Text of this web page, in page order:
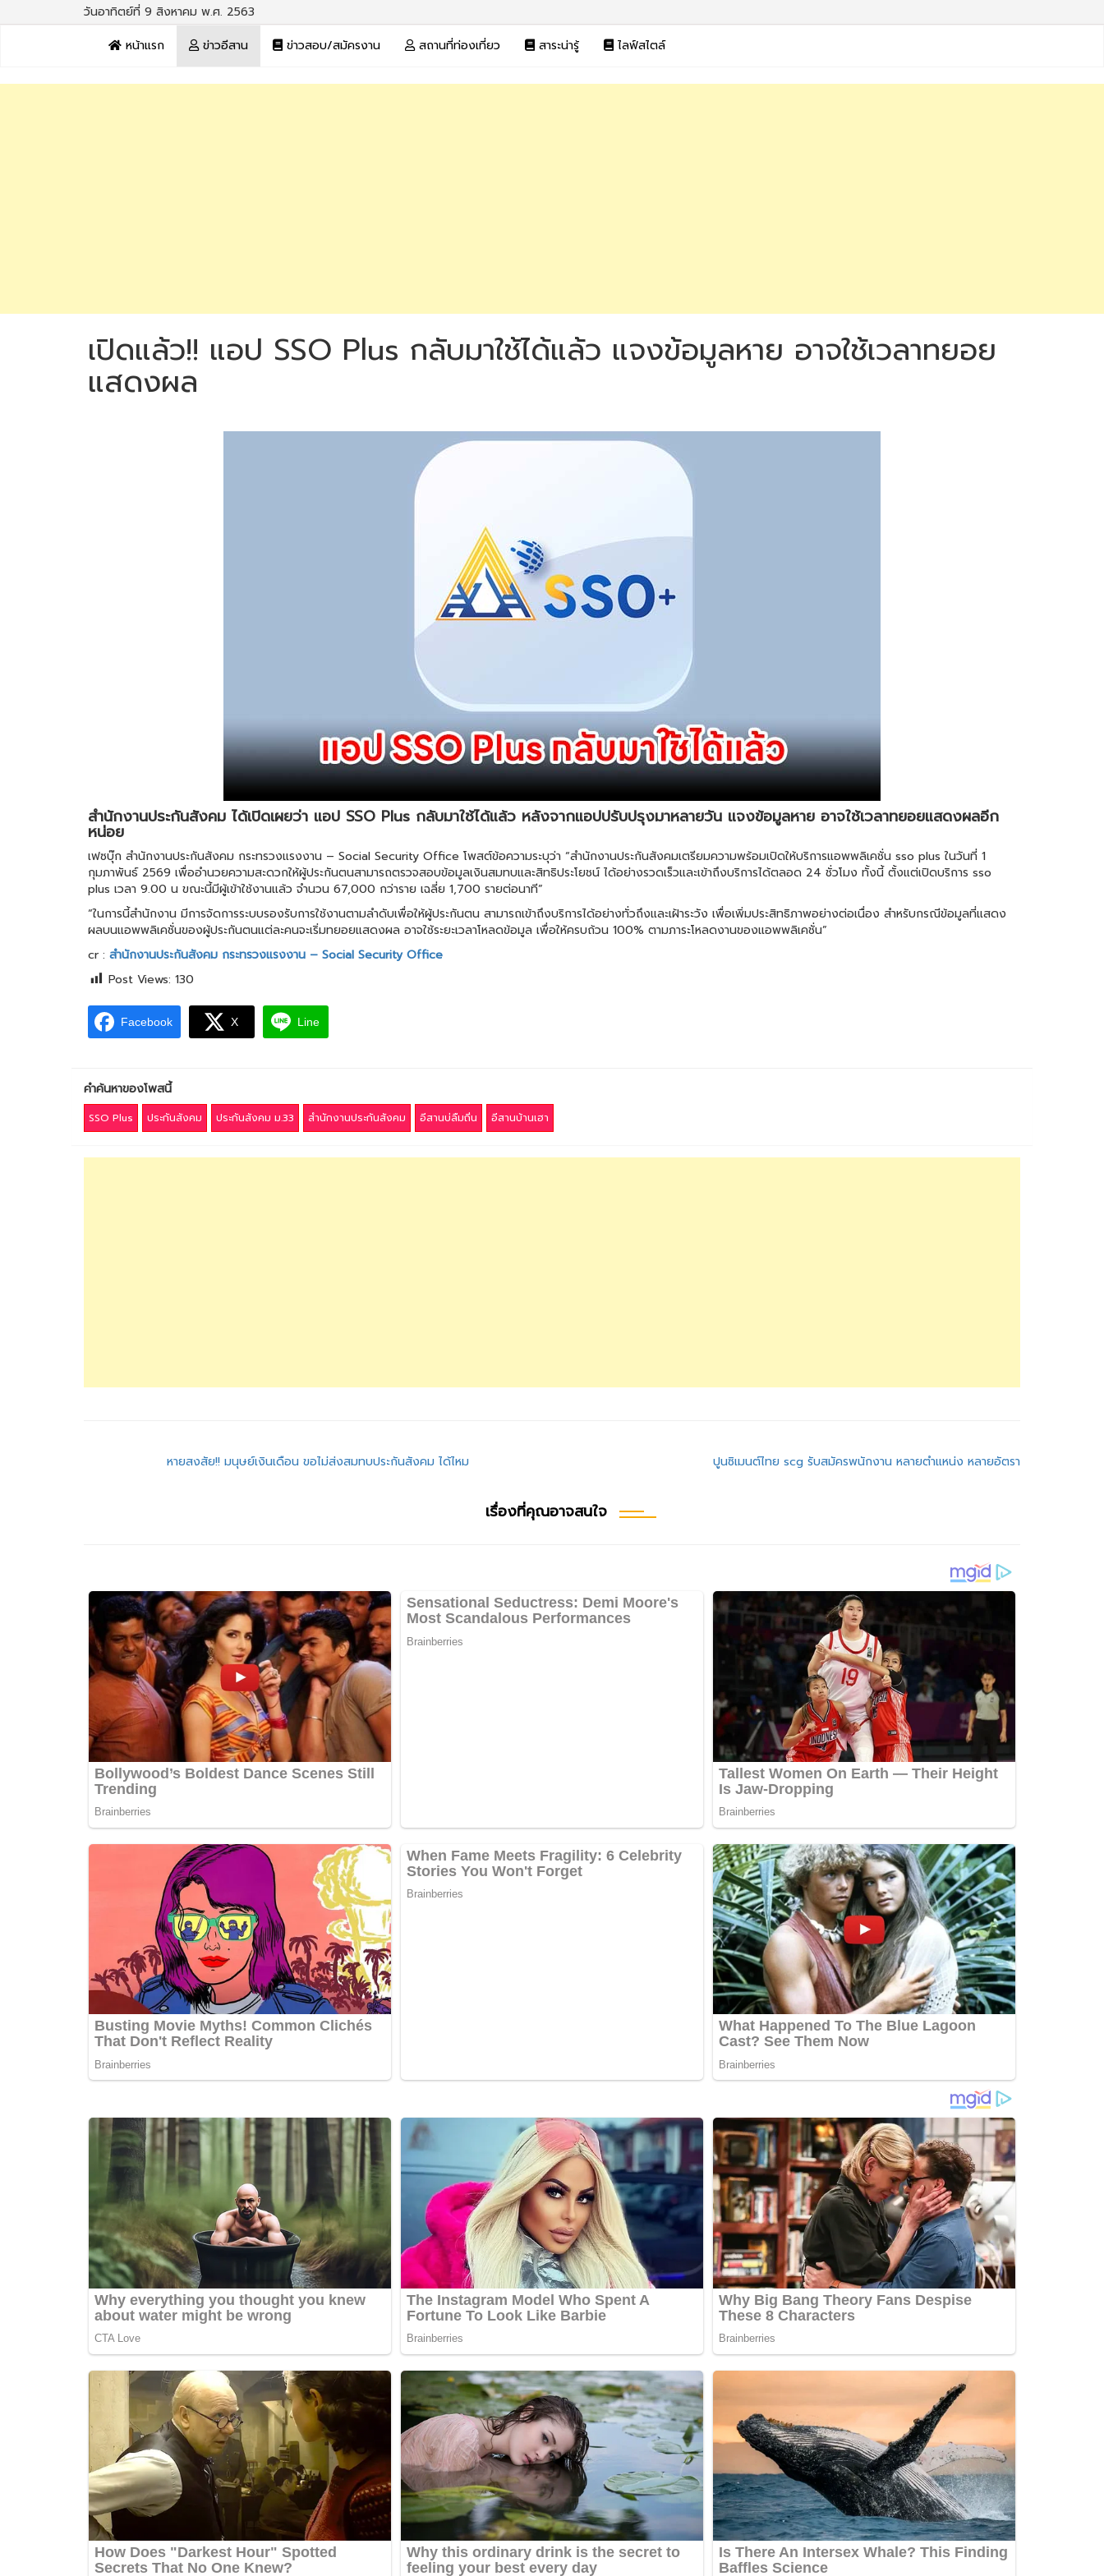
วันอาทิตย์ที่ 9 สิงหาคม พ.ศ. 2563
หน้าแรก
ข่าวอีสาน ข่าวสอบ/สมัครงาน สถานที่ท่องเที่ยว สาระน่ารู้ ไลฟ์สไตล์
เปิดแล้ว!! แอป SSO Plus กลับมาใช้ได้แล้ว แจงข้อมูลหาย อาจใช้เวลาทยอย
แสดงผล
สำนักงานประกันสังคม ได้เปิดเผยว่า แอป SSO Plus กลับมาใช้ได้แล้ว หลังจากแอปปรับปรุงมาหลายวัน แจงข้อมูลหาย อาจใช้เวลาทยอยแสดงผลอีก
หน่อย
เฟซบุ๊ก สำนักงานประกันสังคม กระทรวงแรงงาน – Social Security Office โพสต์ข้อความระบุว่า “สำนักงานประกันสังคมเตรียมความพร้อมเปิดให้บริการแอพพลิเคชั่น sso plus ในวันที่ 1
กุมภาพันธ์ 2569 เพื่ออำนวยความสะดวกให้ผู้ประกันตนสามารถตรวจสอบข้อมูลเงินสมทบและสิทธิประโยชน์ ได้อย่างรวดเร็วและเข้าถึงบริการได้ตลอด 24 ชั่วโมง ทั้งนี้ ตั้งแต่เปิดบริการ sso
plus เวลา 9.00 น ขณะนี้มีผู้เข้าใช้งานแล้ว จำนวน 67,000 กว่าราย เฉลี่ย 1,700 รายต่อนาที”
“ในการนี้สำนักงาน มีการจัดการระบบรองรับการใช้งานตามลำดับเพื่อให้ผู้ประกันตน สามารถเข้าถึงบริการได้อย่างทั่วถึงและเฝ้าระวัง เพื่อเพิ่มประสิทธิภาพอย่างต่อเนื่อง สำหรับกรณีข้อมูลที่แสดง
ผลบนแอพพลิเคชั่นของผู้ประกันตนแต่ละคนจะเริ่มทยอยแสดงผล อาจใช้ระยะเวลาโหลดข้อมูล เพื่อให้ครบถ้วน 100% ตามภาระโหลดงานของแอพพลิเคชั่น”
cr : สำนักงานประกันสังคม กระทรวงแรงงาน – Social Security Office
Post Views: 130
Facebook X Line
คำค้นหาของโพสนี้
SSO Plus ประกันสังคม ประกันสังคม ม.33 สำนักงานประกันสังคม อีสานบ่ลืมถิ่น อีสานบ้านเฮา
หายสงสัย!! มนุษย์เงินเดือน ขอไม่ส่งสมทบประกันสังคม ได้ไหม ปูนซิเมนต์ไทย scg รับสมัครพนักงาน หลายตำแหน่ง หลายอัตรา
เรื่องที่คุณอาจสนใจ